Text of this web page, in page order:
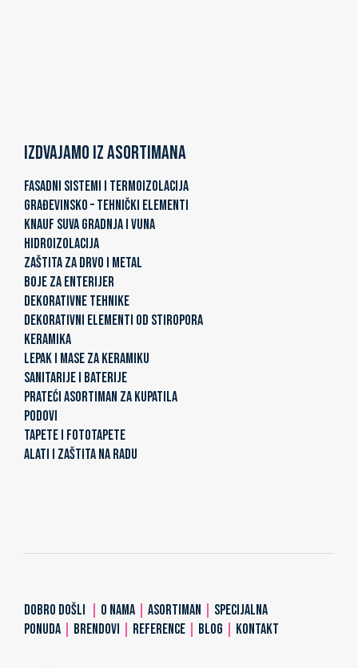
Izdvajamo iz asortimana
FASADNI SISTEMI I TERMOIZOLACIJA
GRAĐEVINSKO – TEHNIČKI ELEMENTI
KNAUF SUVA GRADNJA I VUNA
HIDROIZOLACIJA
ZAŠTITA ZA DRVO I METAL
BOJE ZA ENTERIJER
DEKORATIVNE TEHNIKE
DEKORATIVNI ELEMENTI OD STIROPORA
KERAMIKA
LEPAK I MASE ZA KERAMIKU
SANITARIJE I BATERIJE
PRATEĆI ASORTIMAN ZA KUPATILA
PODOVI
TAPETE I FOTOTAPETE
ALATI I ZAŠTITA NA RADU
DOBRO DOŠLI O NAMA ASORTIMAN
SPECIJALNA
PONUDA
BRENDOVI REFERENCE BLOG KONTAKT